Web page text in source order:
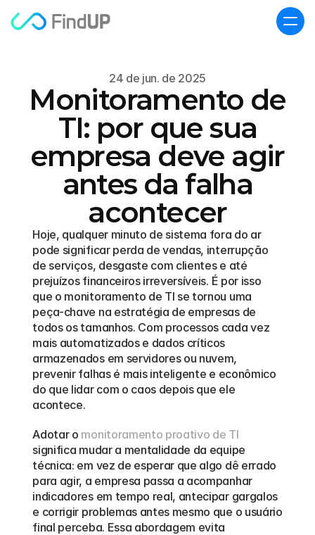
24 de jun. de 2025
Monitoramento de
TI: por que sua
empresa deve agir
antes da falha
acontecer
Hoje, qualquer minuto de sistema fora do ar
pode significar perda de vendas, interrupção
de serviços, desgaste com clientes e até
prejuízos financeiros irreversíveis. É por isso
que o monitoramento de TI se tornou uma
peça-chave na estratégia de empresas de
todos os tamanhos. Com processos cada vez
mais automatizados e dados críticos
armazenados em servidores ou nuvem,
prevenir falhas é mais inteligente e econômico
do que lidar com o caos depois que ele
acontece.
Adotar o monitoramento proativo de TI
significa mudar a mentalidade da equipe
técnica: em vez de esperar que algo dê errado
para agir, a empresa passa a acompanhar
indicadores em tempo real, antecipar gargalos
e corrigir problemas antes mesmo que o usuário
final perceba. Essa abordagem evita